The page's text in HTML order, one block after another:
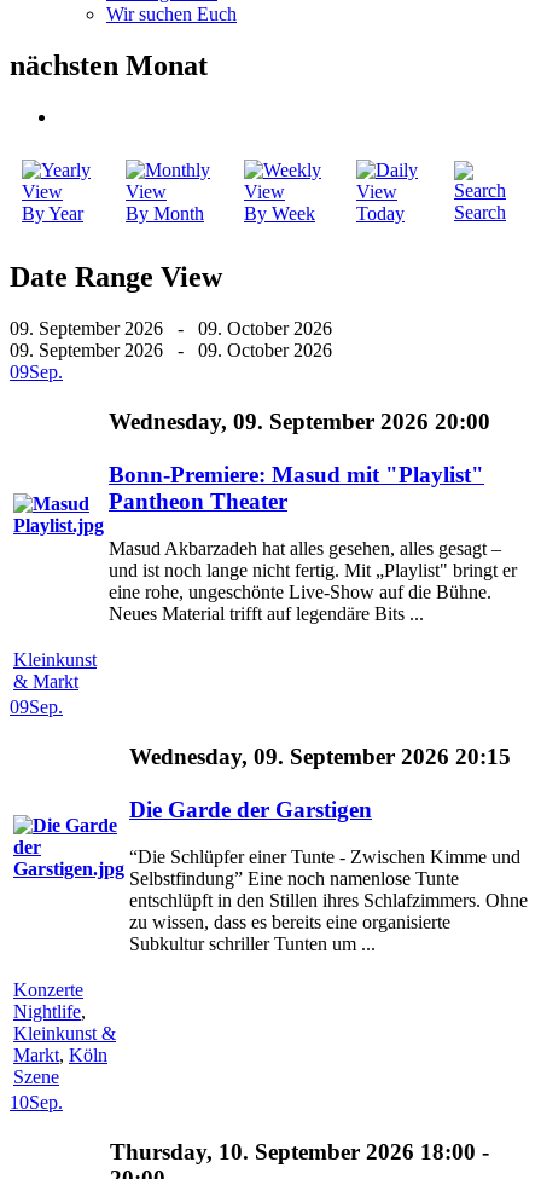
Wir suchen Euch
nächsten Monat
By Year By Month By Week Today Search
Date Range View
09. September 2026 - 09. October 2026
09. September 2026 - 09. October 2026
09Sep.
Wednesday, 09. September 2026 20:00
Bonn-Premiere: Masud mit "Playlist"
Pantheon Theater
Masud Akbarzadeh hat alles gesehen, alles gesagt –
und ist noch lange nicht fertig. Mit „Playlist" bringt er
eine rohe, ungeschönte Live-Show auf die Bühne.
Neues Material trifft auf legendäre Bits ...
Kleinkunst
& Markt
09Sep.
Wednesday, 09. September 2026 20:15
Die Garde der Garstigen
“Die Schlüpfer einer Tunte - Zwischen Kimme und
Selbstfindung” Eine noch namenlose Tunte
entschlüpft in den Stillen ihres Schlafzimmers. Ohne
zu wissen, dass es bereits eine organisierte
Subkultur schriller Tunten um ...
Konzerte
Nightlife,
Kleinkunst &
Markt, Köln
Szene
10Sep.
Thursday, 10. September 2026 18:00 -